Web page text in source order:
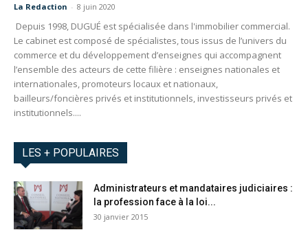
La Redaction - 8 juin 2020
Depuis 1998, DUGUÉ est spécialisée dans l'immobilier commercial.
Le cabinet est composé de spécialistes, tous issus de l’univers du
commerce et du développement d’enseignes qui accompagnent
l’ensemble des acteurs de cette filière : enseignes nationales et
internationales, promoteurs locaux et nationaux,
bailleurs/foncières privés et institutionnels, investisseurs privés et
institutionnels....
LES + POPULAIRES
Administrateurs et mandataires judiciaires :
la profession face à la loi...
30 janvier 2015